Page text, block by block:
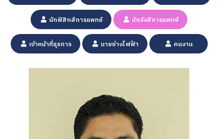
นักฟิสิกส์การแพทย์ นักรังสีการแพทย์
เจ้าหน้าที่ธุรการ นายช่างไฟฟ้า คนงาน